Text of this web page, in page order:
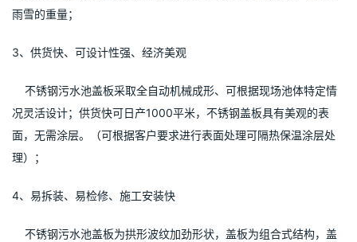
雨雪的重量；
3、供货快、可设计性强、经济美观
不锈钢污水池盖板采取全自动机械成形、可根据现场池体特定情
况灵活设计；供货快可日产1000平米，不锈钢盖板具有美观的表
面，无需涂层。（可根据客户要求进行表面处理可隔热保温涂层处
理）；
4、易拆装、易检修、施工安装快
不锈钢污水池盖板为拱形波纹加劲形状，盖板为组合式结构，盖